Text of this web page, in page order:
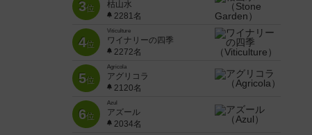
3位
枯山水
2281名
4位
Viticulture
ワイナリーの四季
2272名
5位
Agricola
アグリコラ
2120名
6位
Azul
アズール
2034名